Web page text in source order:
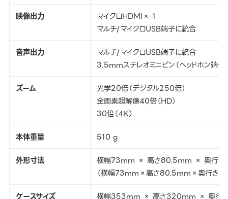
映像出力
マイクロHDMI× 1
マルチ/マイクロUSB端子に統合
音声出力
マルチ/マイクロUSB端子に統合
3.5mmステレオミニピン（ヘッドホン端子
ズーム
光学20倍（デジタル250倍）
全画素超解像40倍（HD）
30倍（4K）
本体重量
510 g
外形寸法
横幅73mm × 高さ80.5mm × 奥行
（横幅73mm×高さ80.5mm×奥行き